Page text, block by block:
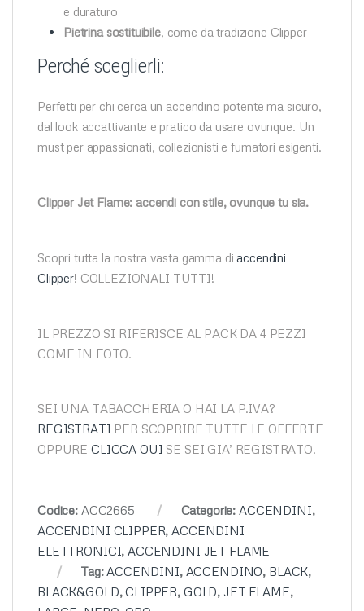
e duraturo
Pietrina sostituibile, come da tradizione Clipper
Perché sceglierli:
Perfetti per chi cerca un accendino potente ma sicuro,
dal look accattivante e pratico da usare ovunque. Un
must per appassionati, collezionisti e fumatori esigenti.
Clipper Jet Flame: accendi con stile, ovunque tu sia.
Scopri tutta la nostra vasta gamma diaccendini
Clipper! COLLEZIONALI TUTTI!
IL PREZZO SI RIFERISCE AL PACK DA 4 PEZZI
COME IN FOTO.
SEI UNA TABACCHERIA O HAI LA P.IVA?
REGISTRATI PER SCOPRIRE TUTTE LE OFFERTE
OPPURE CLICCA QUI SE SEI GIA’ REGISTRATO!
Codice: ACC2665 Categorie: ACCENDINI,
ACCENDINI CLIPPER,ACCENDINI
ELETTRONICI,ACCENDINI JET FLAME
Tag:ACCENDINI, ACCENDINO, BLACK,
BLACK&GOLD,CLIPPER, GOLD, JET FLAME,